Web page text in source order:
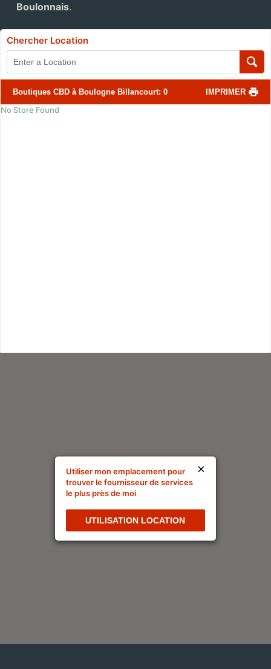
Boulonnais.
Chercher Location
Boutiques CBD à Boulogne Billancourt: 0 IMPRIMER
No Store Found
Utiliser mon emplacement pour
trouver le fournisseur de services
le plus près de moi
×
UTILISATION LOCATION